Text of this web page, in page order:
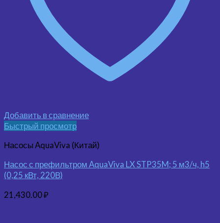
Добавить в сравнение
Быстрый просмотр
Насосы AquaViva (Китай)
Насос с префильтром AquaViva LX STP35M; 5 м3/ч, h5
(0,25 кВт, 220В)
21,430.00₽